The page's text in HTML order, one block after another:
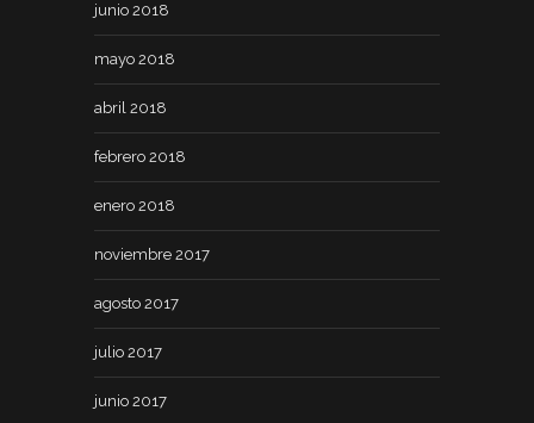
junio 2018
mayo 2018
abril 2018
febrero 2018
enero 2018
noviembre 2017
agosto 2017
julio 2017
junio 2017